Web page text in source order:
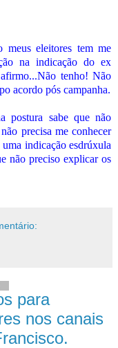
meus eleitores tem me
na indicação do ex
tenho! Não
acordo pós campanha.
postura sabe que não
precisa me conhecer
indicação esdrúxula
não preciso explicar os
para
nos canais